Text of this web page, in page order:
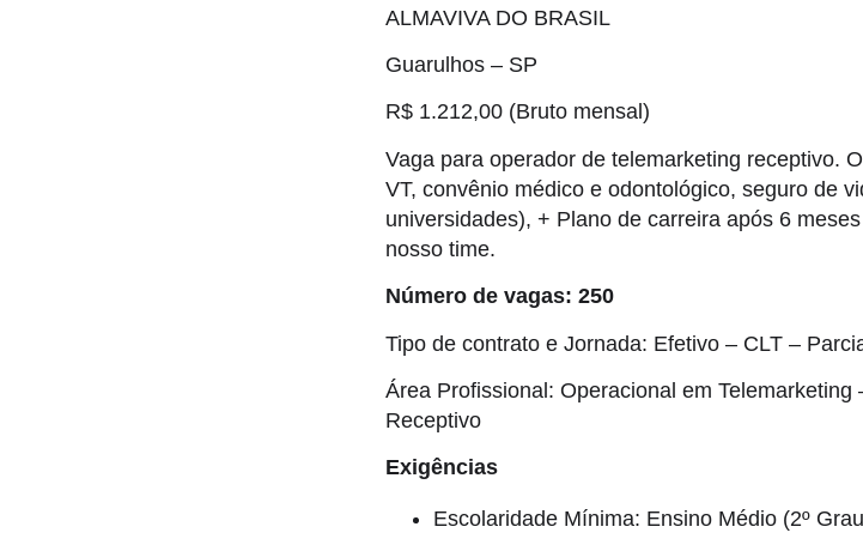
ALMAVIVA DO BRASIL
Guarulhos – SP
R$ 1.212,00 (Bruto mensal)
Vaga para operador de telemarketing receptivo.
VT, convênio médico e odontológico, seguro de
universidades), + Plano de carreira após 6
nosso time.
Número de vagas: 250
Tipo de contrato e Jornada: Efetivo – CLT –
Área Profissional: Operacional em Telemarketing
Receptivo
Exigências
Escolaridade Mínima: Ensino Médio (2º